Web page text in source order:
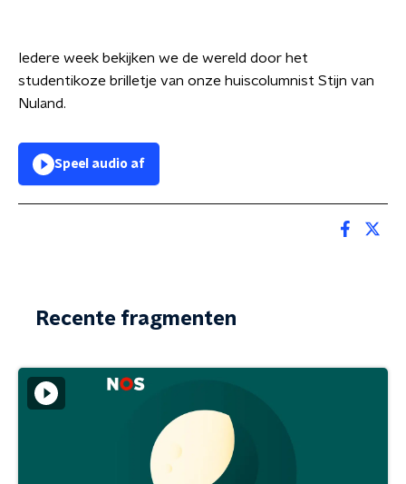
Iedere week bekijken we de wereld door het
studentikoze brilletje van onze huiscolumnist Stijn van
Nuland.
Speel audio af
Recente fragmenten